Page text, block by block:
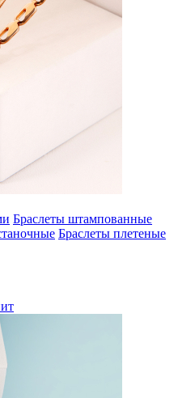
Браслеты штампованные
Браслеты плетеные